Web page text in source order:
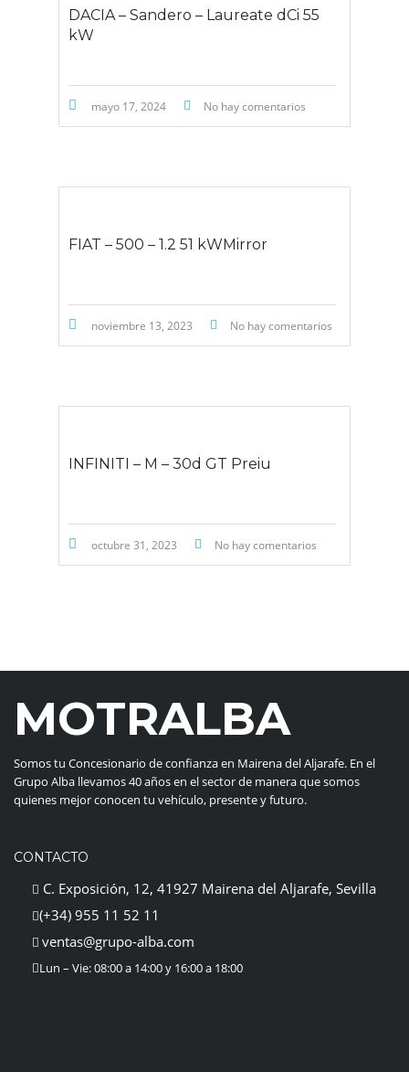
DACIA – Sandero – Laureate dCi 55
kW
mayo 17, 2024 No hay comentarios
FIAT – 500 – 1.2 51 kWMirror
noviembre 13, 2023 No hay comentarios
INFINITI – M – 30d GT Preiu
octubre 31, 2023 No hay comentarios
MOTRALBA
Somos tu Concesionario de confianza en Mairena del Aljarafe. En el
Grupo Alba llevamos 40 años en el sector de manera que somos
quienes mejor conocen tu vehículo, presente y futuro.
CONTACTO
C. Exposición, 12, 41927 Mairena del Aljarafe, Sevilla
(+34) 955 11 52 11
ventas@grupo-alba.com
Lun – Vie: 08:00 a 14:00 y 16:00 a 18:00